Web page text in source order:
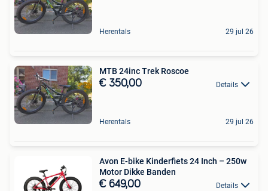
Herentals 29 jul 26
MTB 24inc Trek Roscoe
€ 350,00 Details
Herentals 29 jul 26
Avon E-bike Kinderfiets 24 Inch – 250w
Motor Dikke Banden
€ 649,00 Details